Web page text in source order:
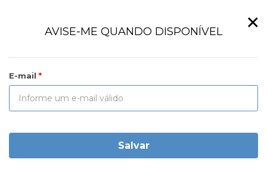
×
AVISE-ME QUANDO DISPONÍVEL
E-mail
Salvar